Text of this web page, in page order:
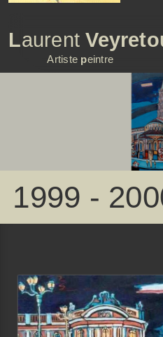
Laurent
Artiste peintre
1999 -